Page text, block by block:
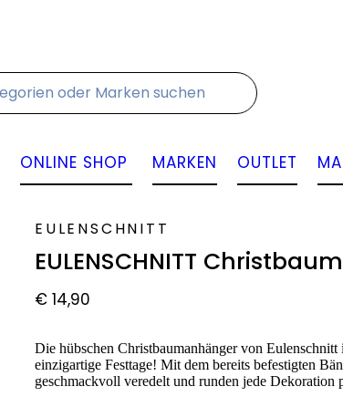
ONLINE SHOP MARKEN OUTLET
EULENSCHNITT
EULENSCHNITT
€ 14,90
Die hübschen Christbaumanhänger von
einzigartige Festtage! Mit dem bereits befestigten
geschmackvoll veredelt und runden jede Dekoration